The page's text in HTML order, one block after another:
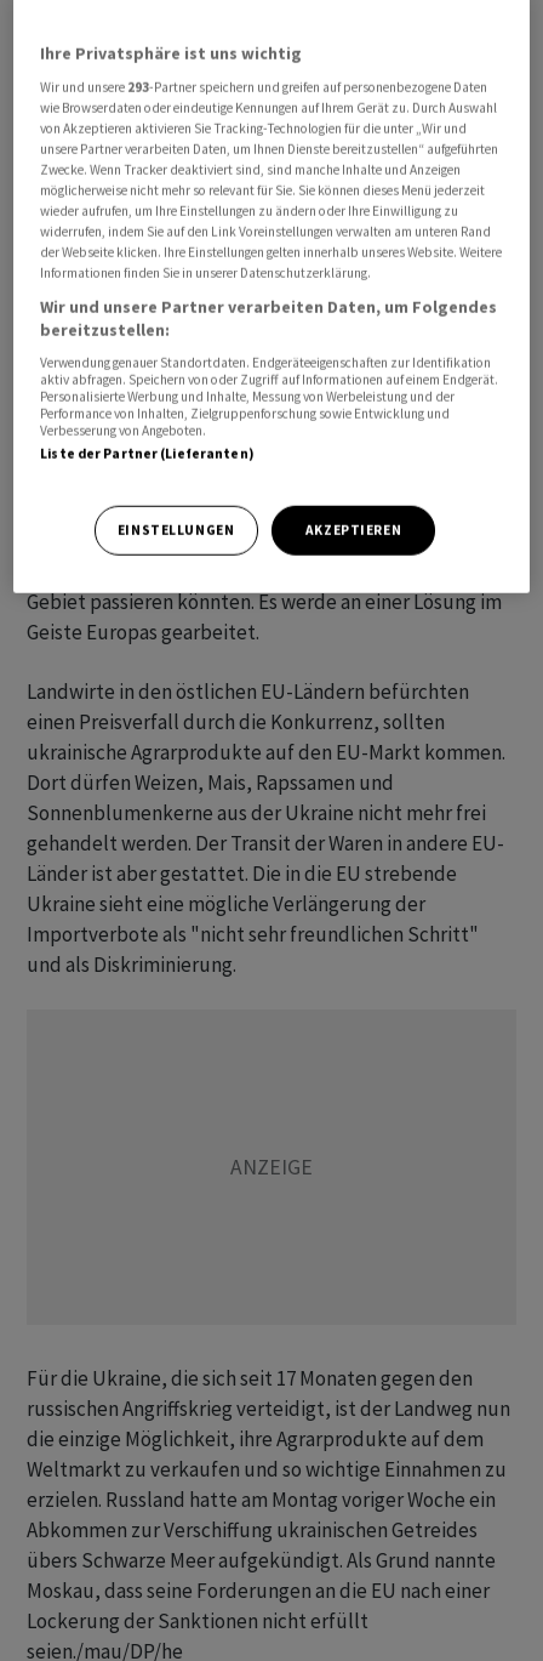
"Jede Verlängerung dieser Einschränkungen ist absolut
inakzeptabel und klar nicht europäisch", sagte er. Es
dürfe keine Blockade des ukrainischen Exports mehr
geben, schrieb er auch in einer Nachricht in seinem
Telegram-Kanal.
Die EU-Kommission hatte Anfang Juni beschlossen,
Einschränkungen für Getreideimporte aus der Ukraine
bis zum 15. September zu verlängern. Die fünf östlichen
EU-Staaten Polen, Ungarn, Slowakei, Rumänien und
Bulgarien wollen auch nach dem Datum am
Importverbot festhalten, wenn die EU-Kommission
Selenskyj sagte, er habe mit Regierungsbeamten und
Gebiet passieren könnten. Es werde an einer Lösung im
Geiste Europas gearbeitet.
Landwirte in den östlichen EU-Ländern befürchten
einen Preisverfall durch die Konkurrenz, sollten
ukrainische Agrarprodukte auf den EU-Markt kommen.
Dort dürfen Weizen, Mais, Rapssamen und
Sonnenblumenkerne aus der Ukraine nicht mehr frei
gehandelt werden. Der Transit der Waren in andere EU-
Länder ist aber gestattet. Die in die EU strebende
Ukraine sieht eine mögliche Verlängerung der
Importverbote als "nicht sehr freundlichen Schritt"
und als Diskriminierung.
Für die Ukraine, die sich seit 17 Monaten gegen den
russischen Angriffskrieg verteidigt, ist der Landweg nun
die einzige Möglichkeit, ihre Agrarprodukte auf dem
Weltmarkt zu verkaufen und so wichtige Einnahmen zu
erzielen. Russland hatte am Montag voriger Woche ein
Abkommen zur Verschiffung ukrainischen Getreides
übers Schwarze Meer aufgekündigt. Als Grund nannte
Moskau, dass seine Forderungen an die EU nach einer
Lockerung der Sanktionen nicht erfüllt
seien./mau/DP/he
Ihre Privatsphäre ist uns wichtig
Wir und unsere 293-Partner speichern und greifen auf personenbezogene Daten
wie Browserdaten oder eindeutige Kennungen auf Ihrem Gerät zu. Durch Auswahl
von Akzeptieren aktivieren Sie Tracking-Technologien für die unter „Wir und
unsere Partner verarbeiten Daten, um Ihnen Dienste bereitzustellen“ aufgeführten
Zwecke. Wenn Tracker deaktiviert sind, sind manche Inhalte und Anzeigen
möglicherweise nicht mehr so relevant für Sie. Sie können dieses Menü jederzeit
wieder aufrufen, um Ihre Einstellungen zu ändern oder Ihre Einwilligung zu
widerrufen, indem Sie auf den Link Voreinstellungen verwalten am unteren Rand
der Webseite klicken. Ihre Einstellungen gelten innerhalb unseres Website. Weitere
Informationen finden Sie in unserer Datenschutzerklärung.
Wir und unsere Partner verarbeiten Daten, um Folgendes
bereitzustellen:
Verwendung genauer Standortdaten. Endgeräteeigenschaften zur Identifikation
aktiv abfragen. Speichern von oder Zugriff auf Informationen auf einem Endgerät.
Personalisierte Werbung und Inhalte, Messung von Werbeleistung und der
Performance von Inhalten, Zielgruppenforschung sowie Entwicklung und
Verbesserung von Angeboten.
Liste der Partner (Lieferanten)
EINSTELLUNGEN AKZEPTIEREN